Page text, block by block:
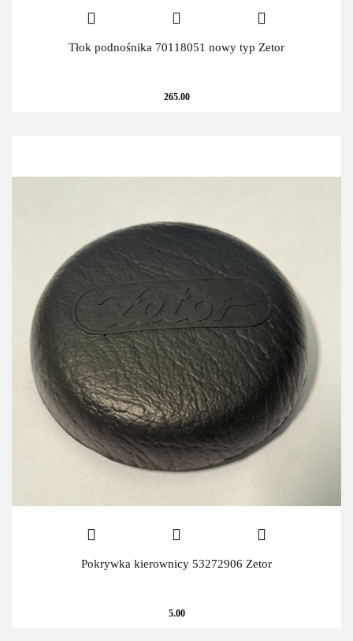
Tłok podnośnika 70118051 nowy typ Zetor
265.00
Pokrywka kierownicy 53272906 Zetor
5.00